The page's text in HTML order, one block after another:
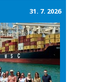
31. 7. 2026